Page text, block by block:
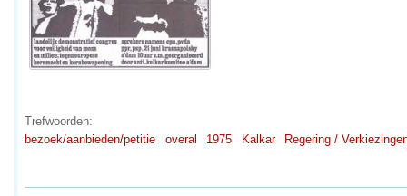
Trefwoorden:
bezoek/aanbieden/petitie
overal 1975 Kalkar Regering /